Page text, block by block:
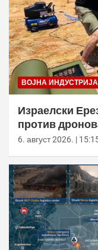
ВОЈНА ИНДУСТРИЈА
Израелски
против
6. август 2026. |